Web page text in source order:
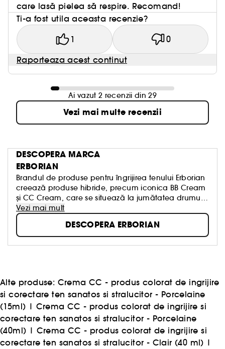
care lasă pielea să respire. Recomand!
Ti-a fost utila aceasta recenzie?
1 0
Raporteaza acest continut
Ai vazut 2 recenzii din 29
Vezi mai multe recenzii
DESCOPERA MARCA
ERBORIAN
Brandul de produse pentru îngrijirea tenului Erborian
creează produse hibride, precum iconica BB Cream
și CC Cream, care se situează la jumătatea drumului
între produsele de îngrijire a tenului și machiaj.
Aceste produse răspund unui obiectiv specific al
brandului: să vă ajute să vă redescoperiți tenul.
E TENUL TĂU, FI MÂNDRU DE EL!
Vezi mai mult
DESCOPERA ERBORIAN
Alte produse: Crema CC - produs colorat de ingrijire
si corectare ten sanatos si stralucitor - Porcelaine
(15ml) | Crema CC - produs colorat de ingrijire si
corectare ten sanatos si stralucitor - Porcelaine
(40ml) | Crema CC - produs colorat de ingrijire si
corectare ten sanatos si stralucitor - Clair (40 ml) |